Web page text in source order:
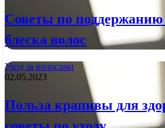
Советы по поддержанию
блеска волос
Уход за волосами
02.05.2023
Польза крапивы для